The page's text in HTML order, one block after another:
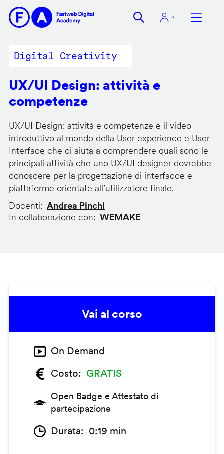
contenuto
Digital Creativity
UX/UI Design: attività e
competenze
UX/UI Design: attività e competenze è il video
introduttivo al mondo della User experience e User
Interface che ci aiuta a comprendere quali sono le
principali attività che uno UX/UI designer dovrebbe
conoscere per la progettazione di interfacce e
piattaforme orientate all’utilizzatore finale.
Docenti
Andrea Pinchi
In collaborazione con
WEMAKE
Vai al corso
On Demand
Costo
GRATIS
Open Badge e Attestato di
partecipazione
Durata 0:19 min